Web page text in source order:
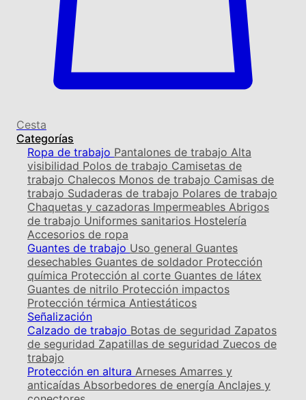
Cesta
Categorías
Ropa de trabajo Pantalones de trabajo Alta
visibilidad Polos de trabajo Camisetas de
trabajo Chalecos Monos de trabajo Camisas de
trabajo Sudaderas de trabajo Polares de trabajo
Chaquetas y cazadoras Impermeables Abrigos
de trabajo Uniformes sanitarios Hostelería
Accesorios de ropa
Guantes de trabajo Uso general Guantes
desechables Guantes de soldador Protección
química Protección al corte Guantes de látex
Guantes de nitrilo Protección impactos
Protección térmica Antiestáticos
Señalización
Calzado de trabajo Botas de seguridad Zapatos
de seguridad Zapatillas de seguridad Zuecos de
trabajo
Protección en altura Arneses Amarres y
anticaídas Absorbedores de energía Anclajes y